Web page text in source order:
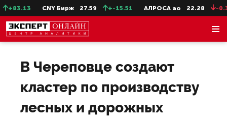
+83.13 CNY Бирж 27.59 +-15.51 АЛРОСА ао 22.28 -0.31
В Череповце создают
кластер по производству
лесных и дорожных